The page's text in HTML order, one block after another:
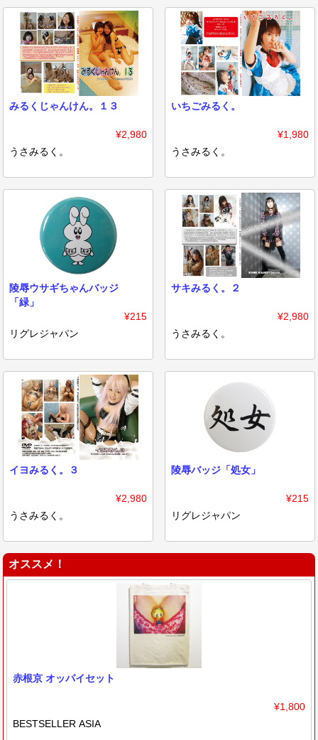
みるくじゃんけん。１３
¥2,980
うさみるく。
いちごみるく。
¥1,980
うさみるく。
陵辱ウサギちゃんバッジ
「緑」
¥215
リグレジャパン
サキみるく。２
¥2,980
うさみるく。
イヨみるく。３
¥2,980
うさみるく。
陵辱バッジ「処女」
¥215
リグレジャパン
オススメ！
赤根京 オッパイセット
¥1,800
BESTSELLER ASIA